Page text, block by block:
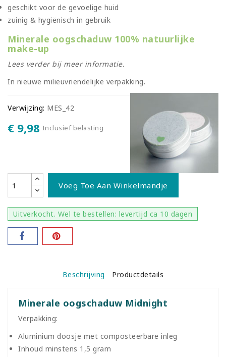
geschikt voor de gevoelige huid
zuinig & hygiënisch in gebruik
Minerale oogschaduw 100% natuurlijke
make-up
Lees verder bij meer informatie.
In nieuwe milieuvriendelijke verpakking.
Verwijzing: MES_42
€ 9,98 Inclusief belasting
Voeg Toe Aan Winkelmandje
Uitverkocht. Wel te bestellen: levertijd ca 10 dagen
Beschrijving Productdetails
Minerale oogschaduw Midnight
Verpakking:
Aluminium doosje met composteerbare inleg
Inhoud minstens 1,5 gram